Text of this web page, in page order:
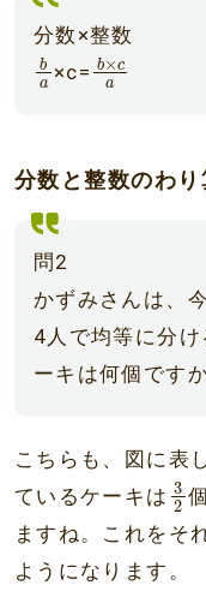
分数×整数
b
a
b ×c= b×c
a
b×c
分数と整数のわり
問2
かずみさんは、
4人で均等に分
ーキは何個ですか
こちらも、図に表
ているケーキは 3
2
3 2
ますね。これをそ
ようになります。